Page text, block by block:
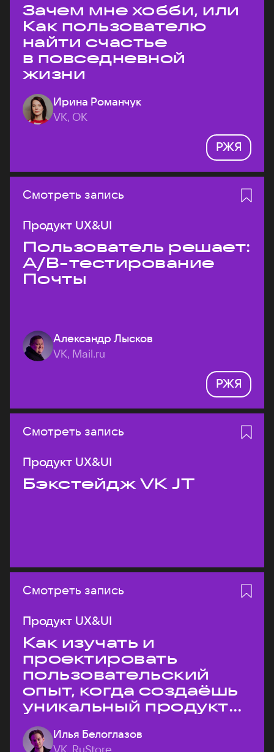
Зачем мне хобби, или
Как пользователю
найти счастье
в повседневной
жизни
Ирина Романчук
VK, ОК
РЖЯ
Смотреть запись
Продукт UX&UI
Пользователь решает:
A/B-тестирование
Почты
Александр Лысков
VK, Mail.ru
РЖЯ
Смотреть запись
Продукт UX&UI
Бэкстейдж VK JT
Смотреть запись
Продукт UX&UI
Как изучать и
проектировать
пользовательский
опыт, когда создаёшь
уникальный продукт
на рынке?
Илья Белоглазов